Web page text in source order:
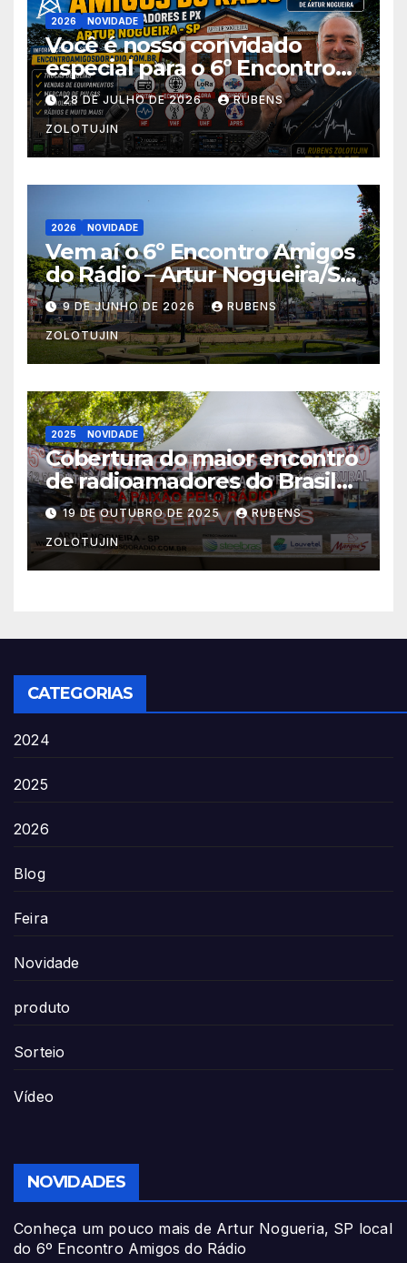
2026 NOVIDADE
Você é nosso convidado
especial para o 6º Encontro
Amigos do Rádio! Estação
Ferroviária Centro
28 DE JULHO DE 2026 RUBENS
ZOLOTUJIN
2026 NOVIDADE
Vem aí o 6º Encontro Amigos
do Rádio – Artur Nogueira/SP
10-11/10/2026
9 DE JUNHO DE 2026 RUBENS
ZOLOTUJIN
2025 NOVIDADE
Cobertura do maior encontro
de radioamadores do Brasil
Artur Nogueira 2025 por
pu2pyc
19 DE OUTUBRO DE 2025 RUBENS
ZOLOTUJIN
CATEGORIAS
2024
2025
2026
Blog
Feira
Novidade
produto
Sorteio
Vídeo
NOVIDADES
Conheça um pouco mais de Artur Nogueria, SP local
do 6º Encontro Amigos do Rádio